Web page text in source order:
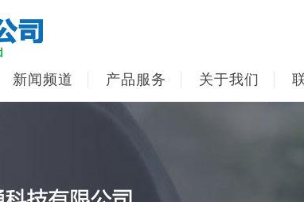
新闻频道 产品服务 关于我们